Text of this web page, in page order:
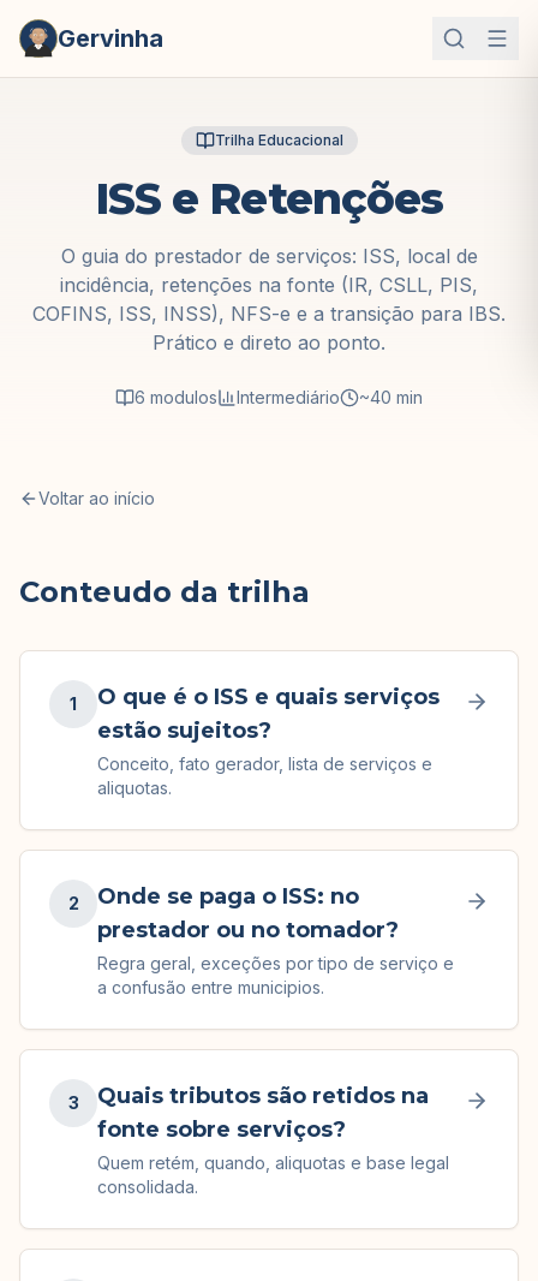
Gervinha
Trilha Educacional
ISS e Retenções
O guia do prestador de serviços: ISS, local de
incidência, retenções na fonte (IR, CSLL, PIS,
COFINS, ISS, INSS), NFS-e e a transição para IBS.
Prático e direto ao ponto.
6 modulos Intermediário ~40 min
Voltar ao início
Conteudo da trilha
1
O que é o ISS e quais serviços
estão sujeitos?
Conceito, fato gerador, lista de serviços e
aliquotas.
2
Onde se paga o ISS: no
prestador ou no tomador?
Regra geral, exceções por tipo de serviço e
a confusão entre municipios.
3
Quais tributos são retidos na
fonte sobre serviços?
Quem retém, quando, aliquotas e base legal
consolidada.